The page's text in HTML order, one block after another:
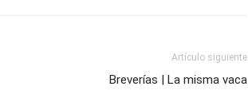
Artículo siguiente
Breverías | La misma vaca